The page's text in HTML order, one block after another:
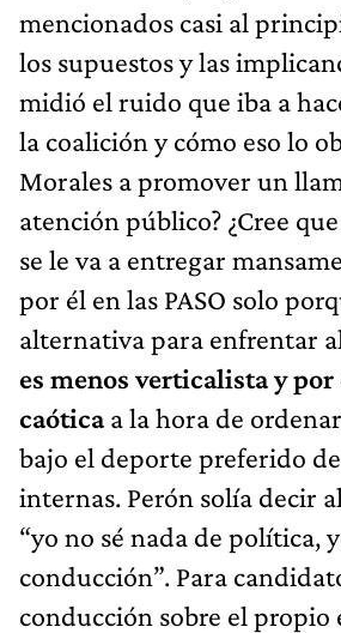
mencionados casi al
los supuestos y las
midió el ruido que iba a
la coalición y cómo eso lo
Morales a promover un
atención público? ¿Cree
se le va a entregar
por él en las PASO solo
alternativa para enfrentar al
es menos verticalista y por
caóticaa la hora de
bajo el deporte preferido
internas. Perón solía decir
“yo no sé nada de política,
conducción”. Para
conducción sobre el propio